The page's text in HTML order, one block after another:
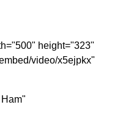
height="323"
video/x5ejpkx"